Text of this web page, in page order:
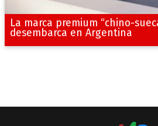
La marca premium “chino-
desembarca en Argentina